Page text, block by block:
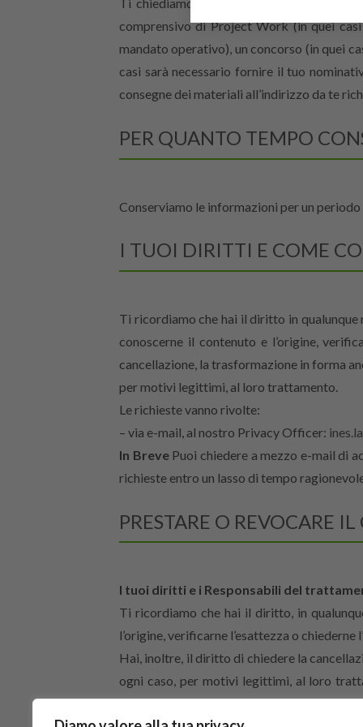
Ti chiediamo, tuttavia, l’autorizzazione
comprensivo di Project Work (in quei
mandato operativo), un concorso (in quei
casi sarà necessario fornire il tuo
consegne dei materiali all’indirizzo da te
PER QUANTO TEMPO
Conserviamo le informazioni per un periodo
I TUOI DIRITTI E COME
Ti ricordiamo che hai il diritto in qualunque
conoscerne il contenuto e l’origine,
cancellazione, la trasformazione in forma
per motivi legittimi, al loro trattamento.
Le richieste vanno rivolte:
– via e-mail, al nostro Privacy Officer:
In BrevePuoi chiedere a mezzo e-mail di
richieste entro un lasso di tempo
PRESTARE O REVOCARE
I tuoi diritti e i Responsabili del
Ti ricordiamo che hai il diritto, in
l’origine, verificarne l’esattezza o
Hai, inoltre, il diritto di chiedere la
ogni caso, per motivi legittimi, al loro
posta all’indirizzo della sede operativa